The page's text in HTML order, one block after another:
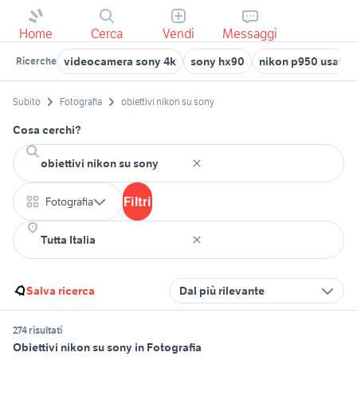
Home Cerca Vendi Messaggi
Ricerche videocamera sony 4k sony hx90 nikon p950 usata
Subito Fotografia obiettivi nikon su sony
Cosa cerchi?
Fotografia Filtri
Salva ricerca Dal più rilevante
274 risultati
Obiettivi nikon su sony in Fotografia